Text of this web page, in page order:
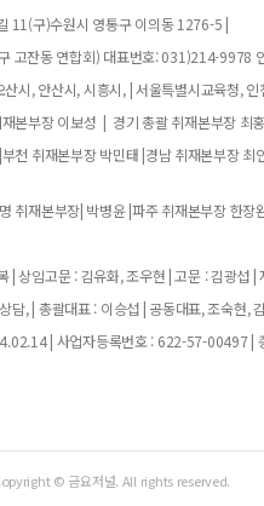
11(구)수원시 영통구 이의동 1276-5 |
고잔동 연합회) 대표번호: 031)214-9978
시, 안산시, 시흥시, | 서울특별시교육청,
본부장 이보성 | 경기 총괄 취재본부장 최
취재본부장 박민태 |경남 취재본부장
재본부장| 박병윤 |파주 취재본부장 한
상임고문 : 김유화, 조우현 | 고문 : 김광섭
, | 총괄대표 : 이승섭 | 공동대표, 조숙현,
| 사업자등록번호 : 622-57-00497 |
© 금요저널. All rights reserved.